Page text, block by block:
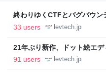
終わりゆくCTFとバグバウ
ること【フォーカス】 - レバ
33 users levtech.jp
21年ぶり新作、ドット絵エ
ついて作者に聞く【フォーカ
91 users levtech.jp